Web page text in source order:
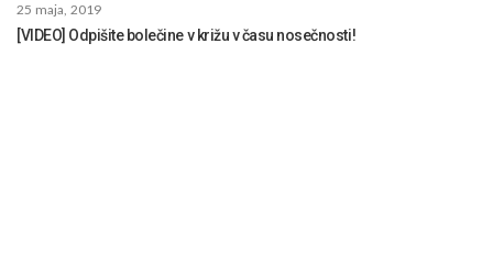
25 maja, 2019
[VIDEO] Odpišite bolečine v križu v času nosečnosti!